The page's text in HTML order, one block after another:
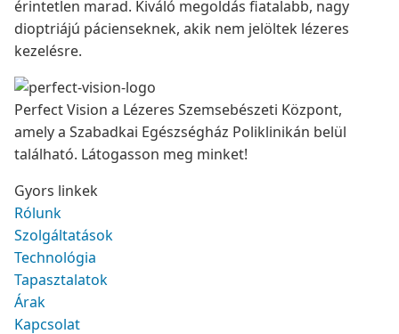
érintetlen marad. Kiváló megoldás fiatalabb, nagy
dioptriájú pácienseknek, akik nem jelöltek lézeres
kezelésre.
Perfect Vision a Lézeres Szemsebészeti Központ,
amely a Szabadkai Egészségház Poliklinikán belül
található. Látogasson meg minket!
Gyors linkek
Rólunk
Szolgáltatások
Technológia
Tapasztalatok
Árak
Kapcsolat